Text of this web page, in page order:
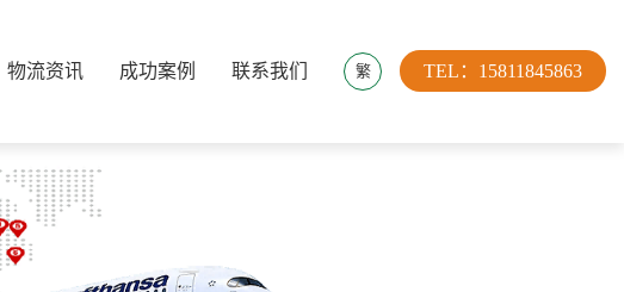
TEL：15811845863
繁
物流资讯 成功案例 联系我们